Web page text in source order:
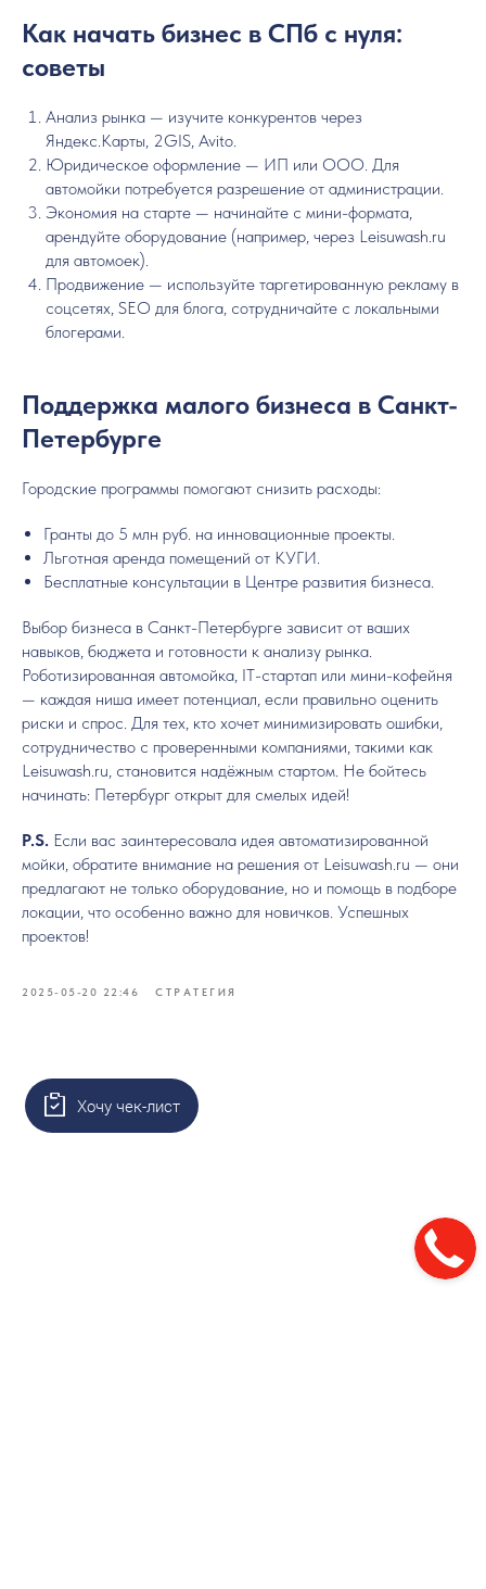
Как начать бизнес в СПб с нуля:
советы
Анализ рынка — изучите конкурентов через
Яндекс.Карты, 2GIS, Avito.
Юридическое оформление — ИП или ООО. Для
автомойки потребуется разрешение от администрации.
Экономия на старте — начинайте с мини-формата,
арендуйте оборудование (например, через Leisuwash.ru
для автомоек).
Продвижение — используйте таргетированную рекламу в
соцсетях, SEO для блога, сотрудничайте с локальными
блогерами.
Поддержка малого бизнеса в Санкт-
Петербурге
Городские программы помогают снизить расходы:
Гранты до 5 млн руб. на инновационные проекты.
Льготная аренда помещений от КУГИ.
Бесплатные консультации в Центре развития бизнеса.
Выбор бизнеса в Санкт-Петербурге зависит от ваших
навыков, бюджета и готовности к анализу рынка.
Роботизированная автомойка, IT-стартап или мини-кофейня
— каждая ниша имеет потенциал, если правильно оценить
риски и спрос. Для тех, кто хочет минимизировать ошибки,
сотрудничество с проверенными компаниями, такими как
Leisuwash.ru, становится надёжным стартом. Не бойтесь
начинать: Петербург открыт для смелых идей!
P.S. Если вас заинтересовала идея автоматизированной
мойки, обратите внимание на решения от Leisuwash.ru — они
предлагают не только оборудование, но и помощь в подборе
локации, что особенно важно для новичков. Успешных
проектов!
2025-05-20 22:46 СТРАТЕГИЯ
Хочу чек-лист